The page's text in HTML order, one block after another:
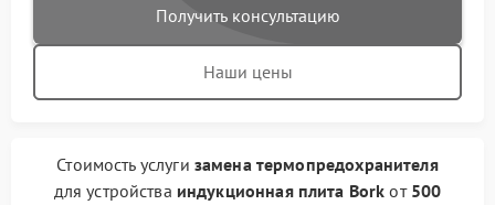
Получить консультацию
Наши цены
Стоимость услуги замена термопредохранителя
для устройства индукционная плита Bork от 500